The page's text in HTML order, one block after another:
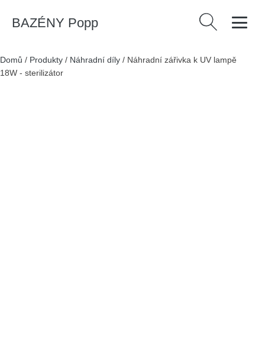
BAZÉNY Popp Vyhledávání
Domů / Produkty / Náhradní díly / Náhradní zářivka k UV lampě
18W - sterilizátor